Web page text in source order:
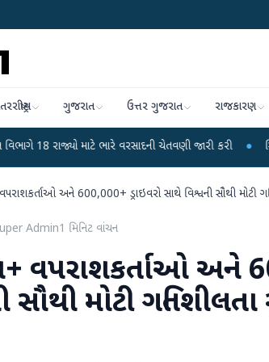
ગુજરાત ઉત્તર ગુજરાત રાજકારણ
માટે ભારે વરસાદની ચેતવણી જારી કરી ● સિદ્ધપુરથી
અને 600,000+ ડ્રાઇવરો સાથે વિશ્વની સૌથી મોટી
Admin1 મિનિટ વાંચન
વપરાશકર્તાઓ અને
સૌથી મોટી